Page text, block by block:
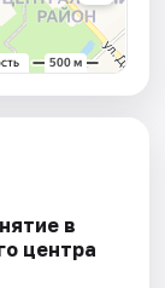
в
центра